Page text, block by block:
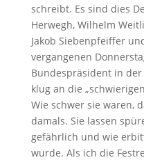
schreibt. Es sind dies
Herwegh, Wilhelm
Jakob Siebenpfeiffer
vergangenen
Bundespräsident in
klug an die
Wie schwer sie waren,
damals. Sie lassen
gefährlich und wie
wurde. Als ich die